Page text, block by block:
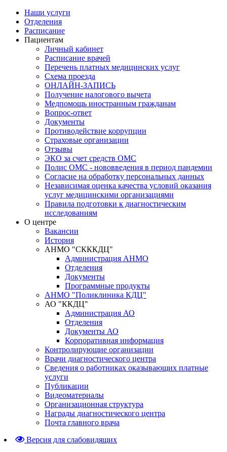
Наши услуги
Отделения
Расписание
Пациентам
Личный кабинет
Расписание врачей
Перечень платных медицинских услуг
Схема проезда
ОНЛАЙН-ЗАПИСЬ
Получение налогового вычета
Медпомощь иностранным гражданам
Вопрос-ответ
Документы
Противодействие коррупции
Страховые организации
Отзывы
ЭКО за счет средств ОМС
Полис ОМС - нововведения в период пандемии
Согласие на обработку персональных данных
Независимая оценка качества условий оказания
услуг медицинскими организациями
Правила подготовки к диагностическим
исследованиям
О центре
Вакансии
История
АНМО "СКККДЦ"
Администрация АНМО
Отделения
Документы
Программные продукты
АНМО "Поликлиника КДЦ"
АО "ККДЦ"
Администрация АО
Отделения
Документы АО
Корпоративная информация
Контролирующие организации
Врачи диагностического центра
Сведения о работниках оказывающих платные
услуги
Публикации
Видеоматериалы
Организационная структура
Награды диагностического центра
Почта главного врача
Версия для слабовидящих